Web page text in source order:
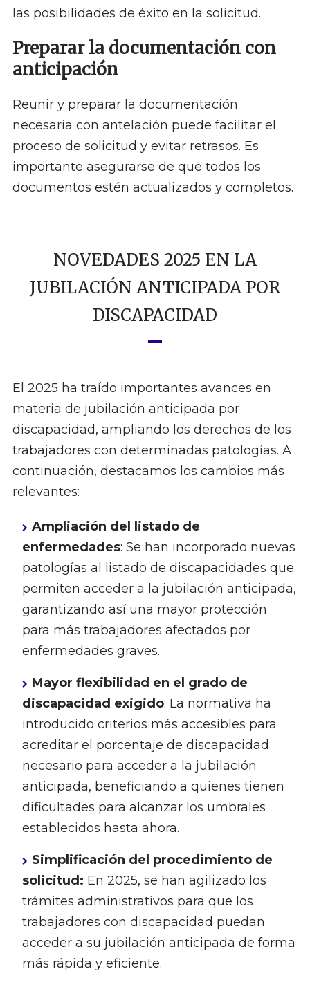
las posibilidades de éxito en la solicitud.
Preparar la documentación con
anticipación
Reunir y preparar la documentación
necesaria con antelación puede facilitar el
proceso de solicitud y evitar retrasos. Es
importante asegurarse de que todos los
documentos estén actualizados y completos.
NOVEDADES 2025 EN LA
JUBILACIÓN ANTICIPADA POR
DISCAPACIDAD
El 2025 ha traído importantes avances en
materia de jubilación anticipada por
discapacidad, ampliando los derechos de los
trabajadores con determinadas patologías. A
continuación, destacamos los cambios más
relevantes:
Ampliación del listado de
enfermedades: Se han incorporado nuevas
patologías al listado de discapacidades que
permiten acceder a la jubilación anticipada,
garantizando así una mayor protección
para más trabajadores afectados por
enfermedades graves.
Mayor flexibilidad en el grado de
discapacidad exigido: La normativa ha
introducido criterios más accesibles para
acreditar el porcentaje de discapacidad
necesario para acceder a la jubilación
anticipada, beneficiando a quienes tienen
dificultades para alcanzar los umbrales
establecidos hasta ahora.
Simplificación del procedimiento de
solicitud: En 2025, se han agilizado los
trámites administrativos para que los
trabajadores con discapacidad puedan
acceder a su jubilación anticipada de forma
más rápida y eficiente.